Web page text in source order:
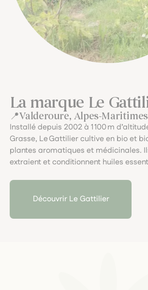
La marque Le
Valderoure, Alpes-
Installé depuis 2002 à 1 100 m
Grasse, Le Gattilier cultive en bio et
plantes aromatiques et médicinales.
extraient et conditionnent huiles
approche artisanale, sensorielle et
Découvrir Le Gattilier